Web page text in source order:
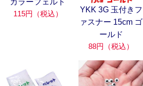
115円（税込）
YKK 3G 玉付きフ
ァスナー 15cm ゴ
ールド
88円（税込）